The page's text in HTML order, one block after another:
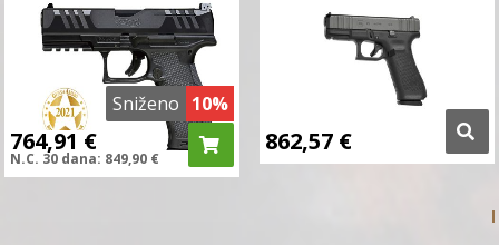
Sniženo 10%
764,91 €
N.C. 30 dana: 849,90 €
862,57 €